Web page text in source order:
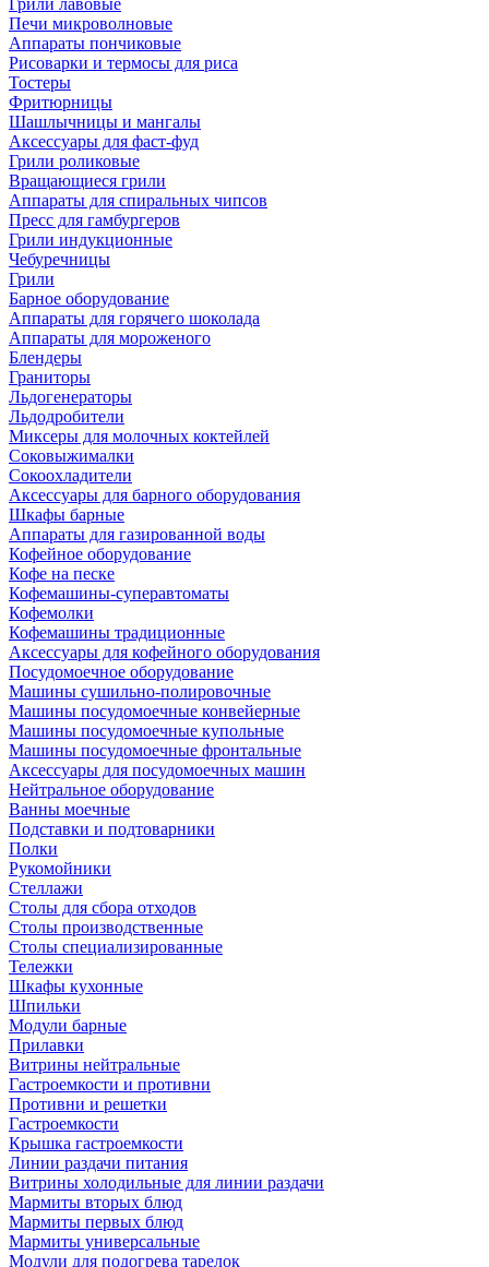
Грили лавовые
Печи микроволновые
Аппараты пончиковые
Рисоварки и термосы для риса
Тостеры
Фритюрницы
Шашлычницы и мангалы
Аксессуары для фаст-фуд
Грили роликовые
Вращающиеся грили
Аппараты для спиральных чипсов
Пресс для гамбургеров
Грили индукционные
Чебуречницы
Грили
Барное оборудование
Аппараты для горячего шоколада
Аппараты для мороженого
Блендеры
Граниторы
Льдогенераторы
Льдодробители
Миксеры для молочных коктейлей
Соковыжималки
Сокоохладители
Аксессуары для барного оборудования
Шкафы барные
Аппараты для газированной воды
Кофейное оборудование
Кофе на песке
Кофемашины-суперавтоматы
Кофемолки
Кофемашины традиционные
Аксессуары для кофейного оборудования
Посудомоечное оборудование
Машины сушильно-полировочные
Машины посудомоечные конвейерные
Машины посудомоечные купольные
Машины посудомоечные фронтальные
Аксессуары для посудомоечных машин
Нейтральное оборудование
Ванны моечные
Подставки и подтоварники
Полки
Рукомойники
Стеллажи
Столы для сбора отходов
Столы производственные
Столы специализированные
Тележки
Шкафы кухонные
Шпильки
Модули барные
Прилавки
Витрины нейтральные
Гастроемкости и противни
Противни и решетки
Гастроемкости
Крышка гастроемкости
Линии раздачи питания
Витрины холодильные для линии раздачи
Мармиты вторых блюд
Мармиты первых блюд
Мармиты универсальные
Модули для подогрева тарелок